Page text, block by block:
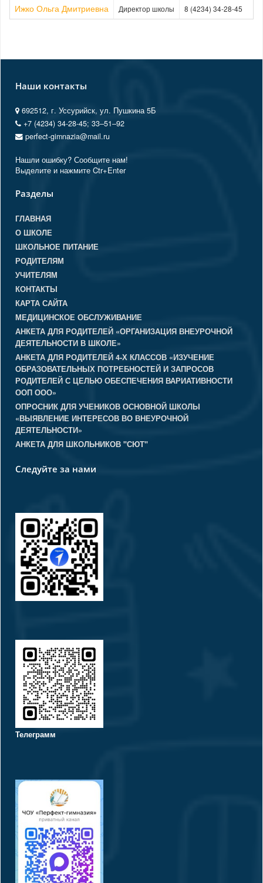
Ижко Ольга Дмитриевна
Директор школы 8 (4234) 34-28-45
Наши контакты
692512, г. Уссурийск, ул. Пушкина 5Б
+7 (4234) 34-28-45; 33‒51‒92
perfect-gimnazia@mail.ru
Нашли ошибку? Сообщите нам!
Выделите и нажмите Ctr+Enter
Разделы
ГЛАВНАЯ
О ШКОЛЕ
ШКОЛЬНОЕ ПИТАНИЕ
РОДИТЕЛЯМ
УЧИТЕЛЯМ
КОНТАКТЫ
КАРТА САЙТА
МЕДИЦИНСКОЕ ОБСЛУЖИВАНИЕ
АНКЕТА ДЛЯ РОДИТЕЛЕЙ «ОРГАНИЗАЦИЯ ВНЕУРОЧНОЙ
ДЕЯТЕЛЬНОСТИ В ШКОЛЕ»
АНКЕТА ДЛЯ РОДИТЕЛЕЙ 4-Х КЛАССОВ «ИЗУЧЕНИЕ
ОБРАЗОВАТЕЛЬНЫХ ПОТРЕБНОСТЕЙ И ЗАПРОСОВ
РОДИТЕЛЕЙ С ЦЕЛЬЮ ОБЕСПЕЧЕНИЯ ВАРИАТИВНОСТИ
ООП ООО»
ОПРОСНИК ДЛЯ УЧЕНИКОВ ОСНОВНОЙ ШКОЛЫ
«ВЫЯВЛЕНИЕ ИНТЕРЕСОВ ВО ВНЕУРОЧНОЙ
ДЕЯТЕЛЬНОСТИ»
АНКЕТА ДЛЯ ШКОЛЬНИКОВ "СЮТ"
Следуйте за нами
Телеграмм